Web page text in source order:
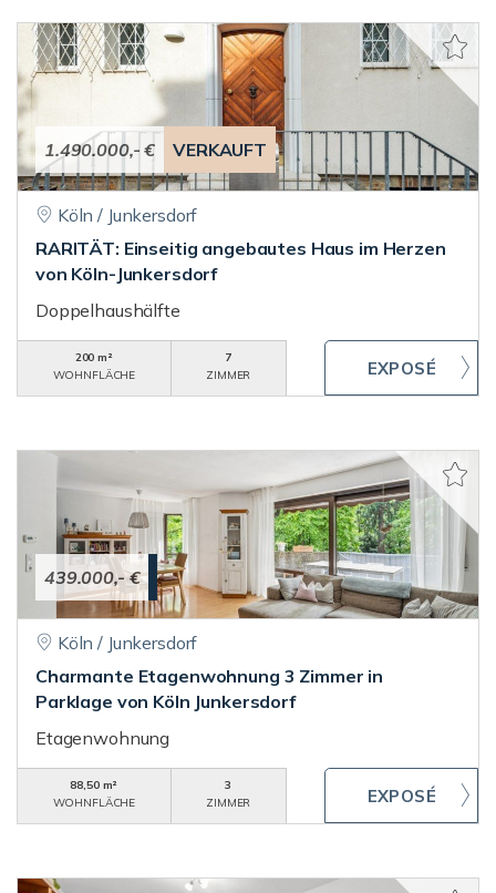
1.490.000,- € VERKAUFT
Köln / Junkersdorf
RARITÄT: Einseitig angebautes Haus im Herzen
von Köln-Junkersdorf
Doppelhaushälfte
200 m²
WOHNFLÄCHE
7
ZIMMER
439.000,- €
Köln / Junkersdorf
Charmante Etagenwohnung 3 Zimmer in
Parklage von Köln Junkersdorf
Etagenwohnung
88,50 m²
WOHNFLÄCHE
3
ZIMMER